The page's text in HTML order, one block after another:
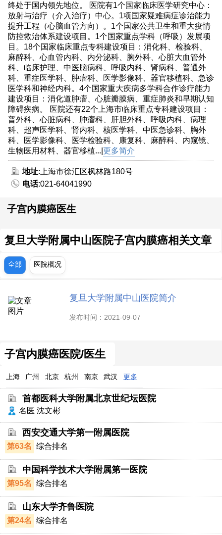
终处于国内领先地位。 医院有1个国家临床医学研究中心：
放射与治疗（介入治疗）中心。1项国家疑难病症诊治能力
提升工程（心脑血管方向）。1个国家公共卫生和重大疫情
防控救治体系建设项目。1个国家重点学科（呼吸）发展项
目。18个国家临床重点专科建设项目：消化科、检验科、
麻醉科、心血管内科、内分泌科、胸外科、心脏大血管外
科、临床护理、中医脑病科、呼吸内科、肾病科、普通外
科、重症医学科、肿瘤科、医学影像科、器官移植科、急诊
医学科和神经内科。4个国家重大疾病多学科合作诊疗能力
建设项目：消化道肿瘤、心脏瓣膜病、重症肺炎和早期认知
障碍疾病。 医院还有22个上海市临床重点专科建设项目：
普外科、心脏病科、肿瘤科、肝胆外科、呼吸内科、病理
科、超声医学科、肾内科、核医学科、中医急诊科、胸外
科、医学影像科、医学检验科、康复科、麻醉科、内窥镜、
生物医用材料、器官移植...| 更多简介
地址:上海市徐汇区枫林路180号
电话:021-64041990
子宫内膜癌医生
复旦大学附属中山医院子宫内膜癌相关文章
全部 医院概况
复旦大学附属中山医院简介
发布时间：2021-09-07
子宫内膜癌医院/医生
上海 广州 北京 杭州 南京 武汉 更多
首都医科大学附属北京世纪坛医院
名医 沈文彬
西安交通大学第一附属医院
第63名 综合排名
中国科学技术大学附属第一医院
第95名 综合排名
山东大学齐鲁医院
第24名 综合排名